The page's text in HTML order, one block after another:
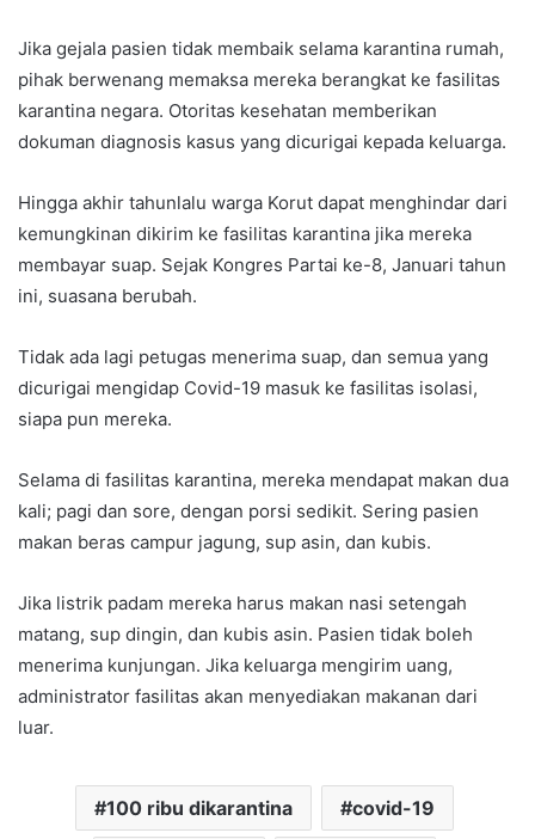
Jika gejala pasien tidak membaik selama karantina rumah,
pihak berwenang memaksa mereka berangkat ke fasilitas
karantina negara. Otoritas kesehatan memberikan
dokuman diagnosis kasus yang dicurigai kepada keluarga.
Hingga akhir tahunlalu warga Korut dapat menghindar dari
kemungkinan dikirim ke fasilitas karantina jika mereka
membayar suap. Sejak Kongres Partai ke-8, Januari tahun
ini, suasana berubah.
Tidak ada lagi petugas menerima suap, dan semua yang
dicurigai mengidap Covid-19 masuk ke fasilitas isolasi,
siapa pun mereka.
Selama di fasilitas karantina, mereka mendapat makan dua
kali; pagi dan sore, dengan porsi sedikit. Sering pasien
makan beras campur jagung, sup asin, dan kubis.
Jika listrik padam mereka harus makan nasi setengah
matang, sup dingin, dan kubis asin. Pasien tidak boleh
menerima kunjungan. Jika keluarga mengirim uang,
administrator fasilitas akan menyediakan makanan dari
luar.
100 ribu dikarantina covid-19